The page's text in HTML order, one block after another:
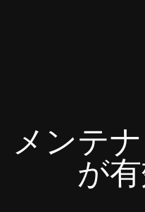
メンテ
が